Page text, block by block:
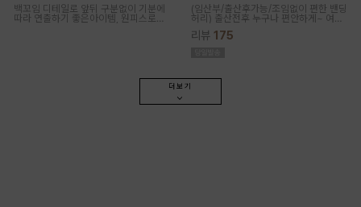
백꼬임 디테일로 앞뒤 구분없이 기분에
따라 연출하기 좋은아이템, 원피스로도,
(임산부/출산후가능/조임없이 편한 밴딩
허리) 출산전후 누구나 편안하게~ 여성
운 플리츠 스커트
리뷰 175
더보기